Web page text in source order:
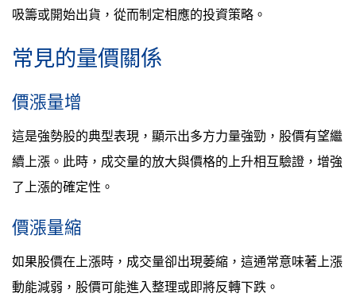
吸籌或開始出貨，從而制定相應的投資策略。
常見的量價關係
價漲量增
這是強勢股的典型表現，顯示出多方力量強勁，股價有望繼
續上漲。此時，成交量的放大與價格的上升相互驗證，增強
了上漲的確定性。
價漲量縮
如果股價在上漲時，成交量卻出現萎縮，這通常意味著上漲
動能減弱，股價可能進入整理或即將反轉下跌。